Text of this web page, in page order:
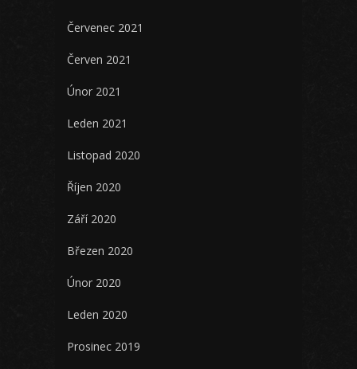
Červenec 2021
Červen 2021
Únor 2021
Leden 2021
Listopad 2020
Říjen 2020
Září 2020
Březen 2020
Únor 2020
Leden 2020
Prosinec 2019